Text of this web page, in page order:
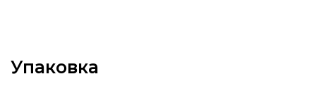
Упаковка